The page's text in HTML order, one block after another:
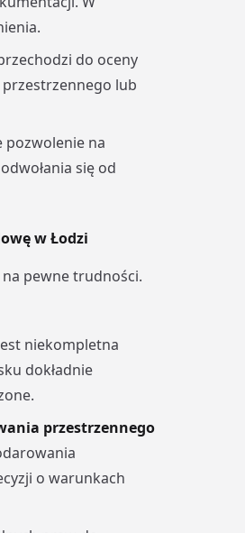
do oceny
lub
na
się od
w Łodzi
pewne trudności.
niekompletna
dokładnie
przestrzennego
o warunkach